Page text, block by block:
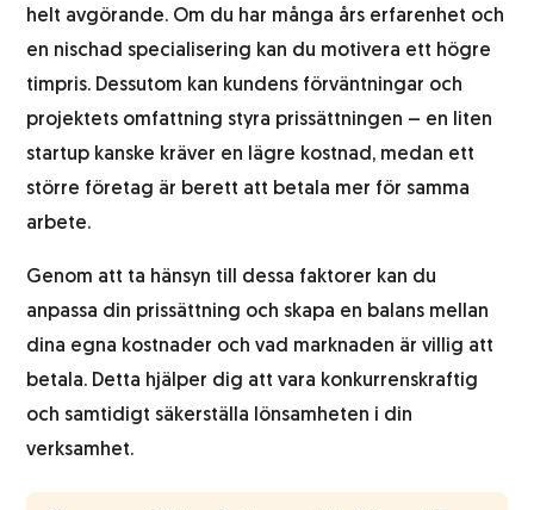
helt avgörande. Om du har många års erfarenhet och
en nischad specialisering kan du motivera ett högre
timpris. Dessutom kan kundens förväntningar och
projektets omfattning styra prissättningen – en liten
startup kanske kräver en lägre kostnad, medan ett
större företag är berett att betala mer för samma
arbete.
Genom att ta hänsyn till dessa faktorer kan du
anpassa din prissättning och skapa en balans mellan
dina egna kostnader och vad marknaden är villig att
betala. Detta hjälper dig att vara konkurrenskraftig
och samtidigt säkerställa lönsamheten i din
verksamhet.